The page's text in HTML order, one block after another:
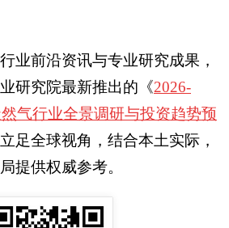
业前沿资讯与专业研究成果，
研究院最新推出的《2026-
气行业全景调研与投资趋势预
足全球视角，结合本土实际，
提供权威参考。